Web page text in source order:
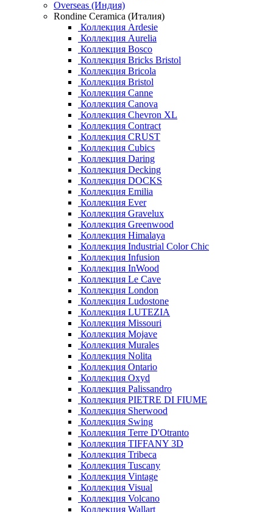
Overseas (Индия)
Rondine Ceramica (Италия)
Коллекция Ardesie
Коллекция Aurelia
Коллекция Bosco
Коллекция Bricks Bristol
Коллекция Bricola
Коллекция Bristol
Коллекция Canne
Коллекция Canova
Коллекция Chevron XL
Коллекция Contract
Коллекция CRUST
Коллекция Cubics
Коллекция Daring
Коллекция Decking
Коллекция DOCKS
Коллекция Emilia
Коллекция Ever
Коллекция Gravelux
Коллекция Greenwood
Коллекция Himalaya
Коллекция Industrial Color Chic
Коллекция Infusion
Коллекция InWood
Коллекция Le Cave
Коллекция London
Коллекция Ludostone
Коллекция LUTEZIA
Коллекция Missouri
Коллекция Mojave
Коллекция Murales
Коллекция Nolita
Коллекция Ontario
Коллекция Oxyd
Коллекция Palissandro
Коллекция PIETRE DI FIUME
Коллекция Sherwood
Коллекция Swing
Коллекция Terre D'Otranto
Коллекция TIFFANY 3D
Коллекция Tribeca
Коллекция Tuscany
Коллекция Vintage
Коллекция Visual
Коллекция Volcano
Коллекция Wallart